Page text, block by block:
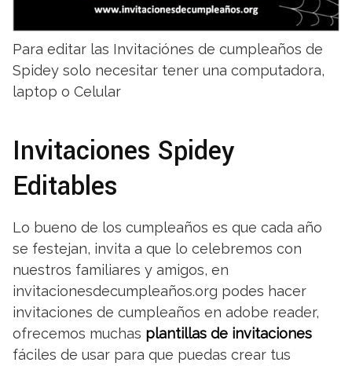
Para editar las Invitaciónes de cumpleaños de
Spidey solo necesitar tener una computadora,
laptop o Celular
Invitaciones Spidey
Editables
Lo bueno de los cumpleaños es que cada año
se festejan, invita a que lo celebremos con
nuestros familiares y amigos, en
invitacionesdecumpleaños.org podes hacer
invitaciones de cumpleaños en adobe reader,
ofrecemos muchas plantillas de invitaciones
fáciles de usar para que puedas crear tus